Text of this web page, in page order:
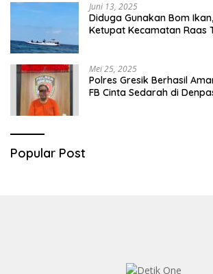
Juni 13, 2025
Diduga Gunakan Bom
Ketupat Kecamatan Raas
Mei 25, 2025
Polres Gresik Berhasil
FB Cinta Sedarah di
Popular Post